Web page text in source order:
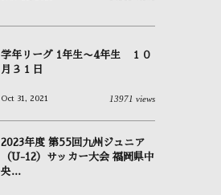
学年リーグ 1年生〜4年生 １０
月３１日
Oct 31, 2021 13971 views
2023年度 第55回九州ジュニア
（U-12）サッカー大会 福岡県中
央...